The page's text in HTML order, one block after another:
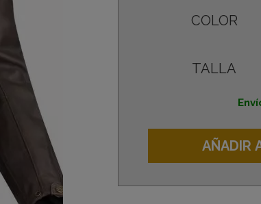
COLOR
TALLA
AÑADIR